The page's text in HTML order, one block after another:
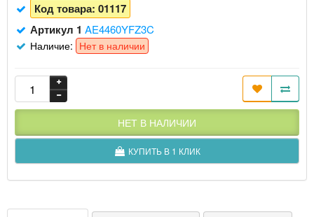
Код товара: 01117
Артикул 1 AE4460YFZ3C
Наличие: Нет в наличии
НЕТ В НАЛИЧИИ
КУПИТЬ В 1 КЛИК